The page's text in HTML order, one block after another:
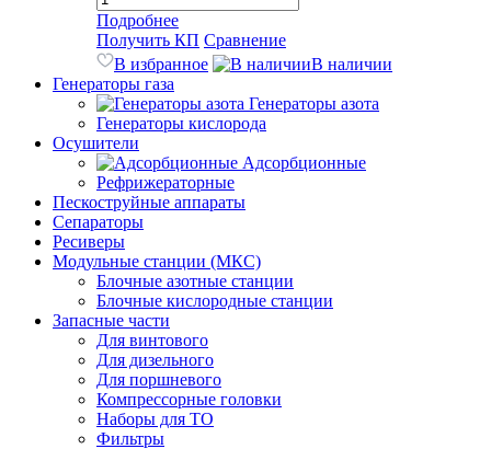
Подробнее
Получить КП Сравнение
В избранное
В наличии
Генераторы газа
Генераторы азота
Генераторы кислорода
Осушители
Адсорбционные
Рефрижераторные
Пескоструйные аппараты
Сепараторы
Ресиверы
Модульные станции (МКС)
Блочные азотные станции
Блочные кислородные станции
Запасные части
Для винтового
Для дизельного
Для поршневого
Компрессорные головки
Наборы для ТО
Фильтры